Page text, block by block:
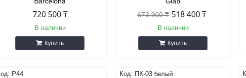
720 500 ₸
В наличии
Купить
673 900 ₸ 518 400 ₸
В наличии
Купить
Р44 ПК-03 белый